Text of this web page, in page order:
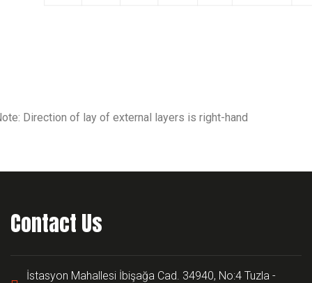
Direction of lay of external layers is right-hand
Contact Us
İstasyon Mahallesi İbişağa Cad. 34940, No:4 Tuzla -